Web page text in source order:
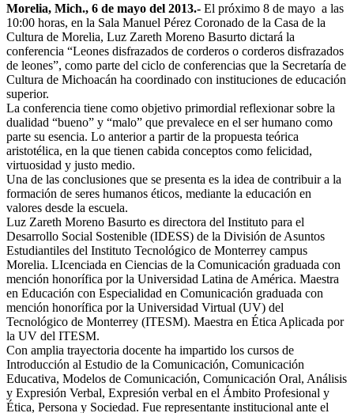
Morelia, Mich., 6 de mayo del 2013.- El próximo 8 de mayo a las
10:00 horas, en la Sala Manuel Pérez Coronado de la Casa de la
Cultura de Morelia, Luz Zareth Moreno Basurto dictará la
conferencia “Leones disfrazados de corderos o corderos disfrazados
de leones”, como parte del ciclo de conferencias que la Secretaría de
Cultura de Michoacán ha coordinado con instituciones de educación
superior.
La conferencia tiene como objetivo primordial reflexionar sobre la
dualidad “bueno” y “malo” que prevalece en el ser humano como
parte su esencia. Lo anterior a partir de la propuesta teórica
aristotélica, en la que tienen cabida conceptos como felicidad,
virtuosidad y justo medio.
Una de las conclusiones que se presenta es la idea de contribuir a la
formación de seres humanos éticos, mediante la educación en
valores desde la escuela.
Luz Zareth Moreno Basurto es directora del Instituto para el
Desarrollo Social Sostenible (IDESS) de la División de Asuntos
Estudiantiles del Instituto Tecnológico de Monterrey campus
Morelia. LIcenciada en Ciencias de la Comunicación graduada con
mención honorífica por la Universidad Latina de América. Maestra
en Educación con Especialidad en Comunicación graduada con
mención honorífica por la Universidad Virtual (UV) del
Tecnológico de Monterrey (ITESM). Maestra en Ética Aplicada por
la UV del ITESM.
Con amplia trayectoria docente ha impartido los cursos de
Introducción al Estudio de la Comunicación, Comunicación
Educativa, Modelos de Comunicación, Comunicación Oral, Análisis
y Expresión Verbal, Expresión verbal en el Ámbito Profesional y
Ética, Persona y Sociedad. Fue representante institucional ante el